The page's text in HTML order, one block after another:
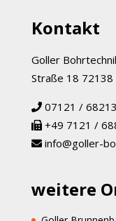
Kontakt
Goller
Straße 18
07121 / 68213
+49 7121 /
info@goller-
weitere